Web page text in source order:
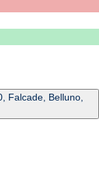
Falcade, Belluno,